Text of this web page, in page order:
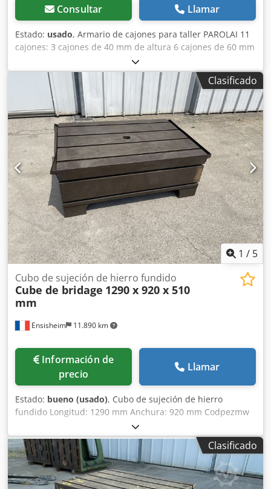
Consultar Llamar
Estado: usado, Armario de cajones para taller PAROLAI 11
cajones: 3 cajones de 40 mm de altura 6 cajones de 60 mm
de altura 1 cajón de 150 mm de altura 1 cajón de 90 mm
de altura Chedozmxttopfx Amuea Dimensiones (L x An x
Al): 910 x 720 x 1110 mm Peso: aprox. 150 kg
Clasificado
1 / 5
Ensisheim 11.890 km
Cubo de sujeción de hierro fundido
Cube de bridage 1290 x 920 x 510
mm
Información de
precio
Llamar
Estado: bueno (usado), Cubo de sujeción de hierro
fundido Longitud: 1290 mm Anchura: 920 mm Codpezmw
Tljfx Amueha Altura: 510 mm Dimensiones de las ranuras
en T: 42 x 25 mm 2 caras con ranuras Peso:
aproximadamente 1 tonelada
Clasificado